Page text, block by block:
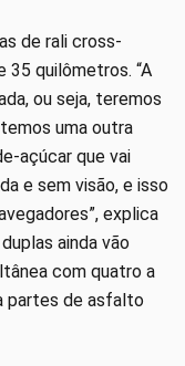
de rali cross-
35 quilômetros. “A
ou seja, teremos
uma outra
açúcar que vai
e sem visão, e isso
explica
ainda vão
com quatro a
partes de asfalto